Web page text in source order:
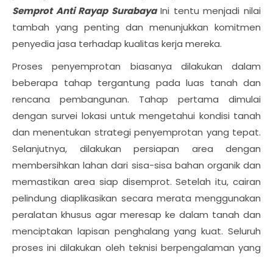
Semprot Anti Rayap Surabaya Ini tentu menjadi nilai
tambah yang penting dan menunjukkan komitmen
penyedia jasa terhadap kualitas kerja mereka.
Proses penyemprotan biasanya dilakukan dalam
beberapa tahap tergantung pada luas tanah dan
rencana pembangunan. Tahap pertama dimulai
dengan survei lokasi untuk mengetahui kondisi tanah
dan menentukan strategi penyemprotan yang tepat.
Selanjutnya, dilakukan persiapan area dengan
membersihkan lahan dari sisa-sisa bahan organik dan
memastikan area siap disemprot. Setelah itu, cairan
pelindung diaplikasikan secara merata menggunakan
peralatan khusus agar meresap ke dalam tanah dan
menciptakan lapisan penghalang yang kuat. Seluruh
proses ini dilakukan oleh teknisi berpengalaman yang